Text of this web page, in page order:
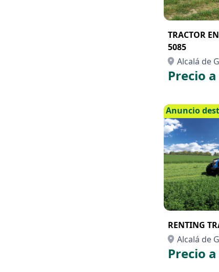
TRACTOR
5085
Alcalá de
Precio
Anuncio
RENTING
Alcalá de
Precio